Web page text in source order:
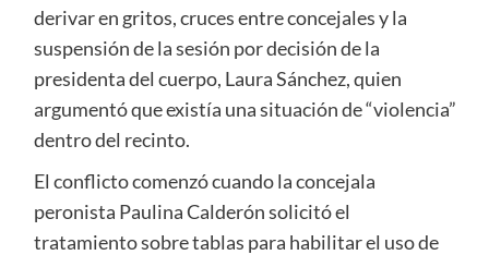
derivar en gritos, cruces entre concejales y la
suspensión de la sesión por decisión de la
presidenta del cuerpo, Laura Sánchez, quien
argumentó que existía una situación de “violencia”
dentro del recinto.
El conflicto comenzó cuando la concejala
peronista Paulina Calderónsolicitó el
tratamiento sobre tablas para habilitar el uso de